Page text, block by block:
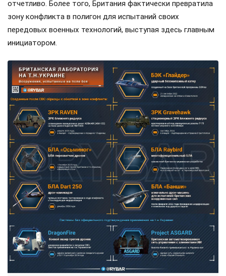
отчетливо. Более того, Британия фактически превратила
зону конфликта в полигон для испытаний своих
передовых военных технологий, выступая здесь главным
инициатором.